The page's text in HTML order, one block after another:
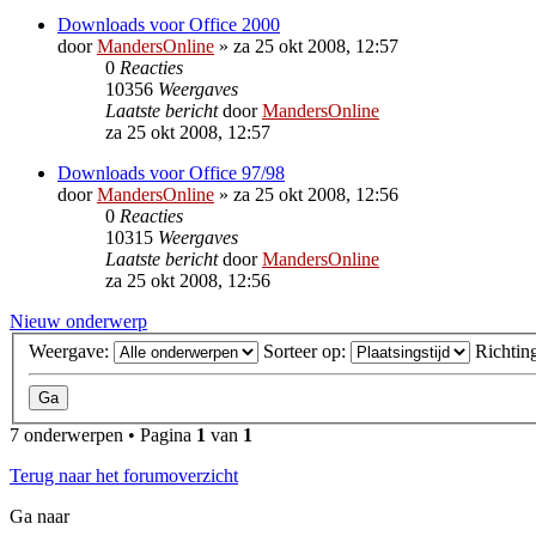
Downloads voor Office 2000
doorMandersOnline » za 25 okt 2008, 12:57
0 Reacties
10356 Weergaves
Laatste berichtdoorMandersOnline
za 25 okt 2008, 12:57
Downloads voor Office 97/98
doorMandersOnline » za 25 okt 2008, 12:56
0 Reacties
10315 Weergaves
Laatste berichtdoorMandersOnline
za 25 okt 2008, 12:56
Nieuw onderwerp
Weergave:
Sorteer op:
7 onderwerpen • Pagina 1 van 1
Terug naar het forumoverzicht
Ga naar